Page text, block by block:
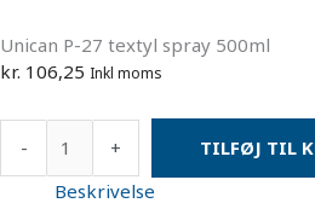
Unican P-27 textyl spray 500ml
kr. 106,25 Inkl moms
- +
TILFØJ TIL
Beskrivelse